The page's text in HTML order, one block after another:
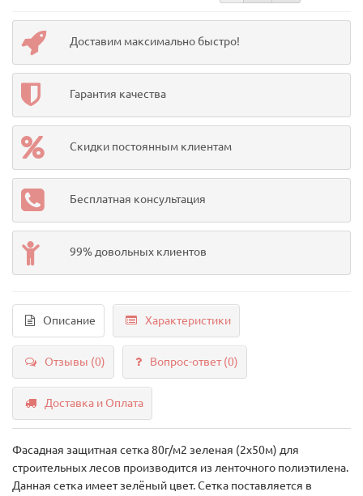
Доставим максимально быстро!
Гарантия качества
Скидки постоянным клиентам
Бесплатная консультация
99% довольных клиентов
Описание Характеристики
Отзывы (0) Вопрос-ответ(0)
Доставка и Оплата
Фасадная защитная сетка 80г/м2 зеленая (2х50м) для
строительных лесов производится из ленточного полиэтилена.
Данная сетка имеет зелёный цвет. Сетка поставляется в